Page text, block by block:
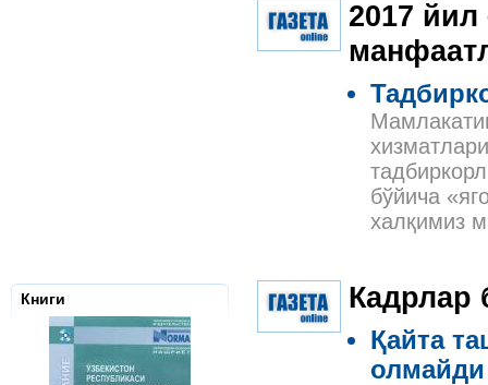
Книги
2017
бўйича
халқимиз
Кадрлар
Қайта
олмайди